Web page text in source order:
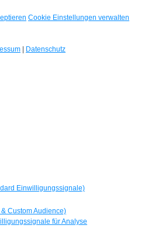
Cookie Einstellungen verwalten
| Datenschutz
Einwilligungssignale)
Custom Audience)
für Analyse